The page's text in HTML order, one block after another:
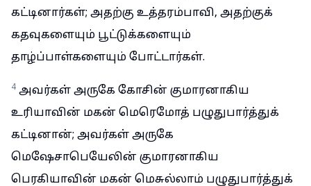
கட்டினார்கள்; அதற்கு உத்தரம்பாவி, அதற்குக்
கதவுகளையும் பூட்டுக்களையும்
தாழ்ப்பாள்களையும் போட்டார்கள்.
4 அவர்கள் அருகே கோசின் குமாரனாகிய
உரியாவின் மகன் மெரெமோத் பழுதுபார்த்துக்
கட்டினான்; அவர்கள் அருகே
மெஷேசாபெயேலின் குமாரனாகிய
பெரகியாவின் மகன் மெசுல்லாம் பழுதுபார்த்துக்